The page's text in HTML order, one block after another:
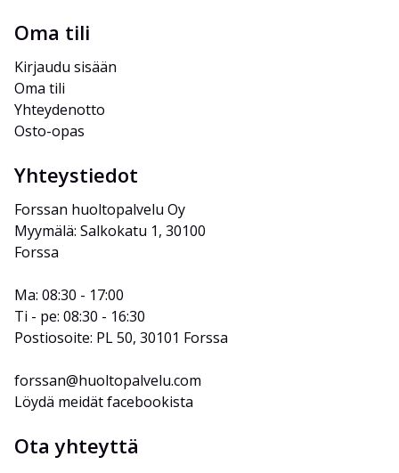
Oma tili
Kirjaudu sisään
Oma tili
Yhteydenotto
Osto-opas
Yhteystiedot
Forssan huoltopalvelu Oy
Myymälä: Salkokatu 1, 30100
Forssa
Ma: 08:30 - 17:00
Ti - pe: 08:30 - 16:30
Postiosoite: PL 50, 30101 Forssa
forssan@huoltopalvelu.com
Löydä meidät facebookista
Ota yhteyttä